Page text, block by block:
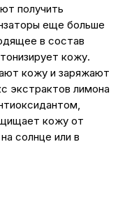
получить
еще больше
в состав
кожу.
кожу и заряжают
экстрактов лимона
кожу от
солнце или в